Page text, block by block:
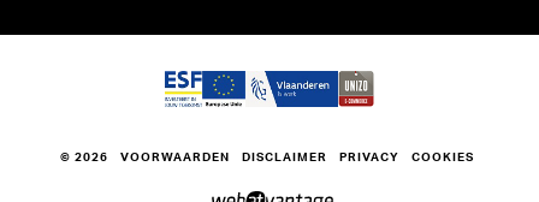
© 2026 VOORWAARDEN DISCLAIMER PRIVACY COOKIES